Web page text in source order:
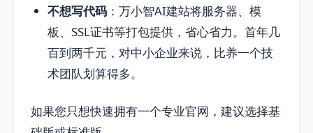
不想写代码 ：万小智AI建站将服务器、模
板、SSL证书等打包提供，省心省力。首年几
百到两千元，对中小企业来说，比养一个技
术团队划算得多。
如果您只想快速拥有一个专业官网，建议选择基